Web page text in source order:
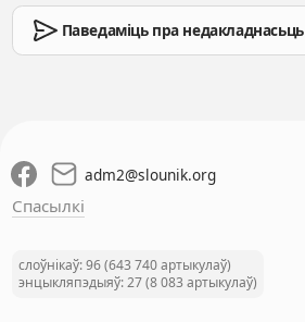
Паведаміць пра недакладнасьць
adm2@slounik.org
Спасылкі
слоўнікаў: 96 (643 740 артыкулаў)
энцыкляпэдыяў: 27 (8 083 артыкулаў)